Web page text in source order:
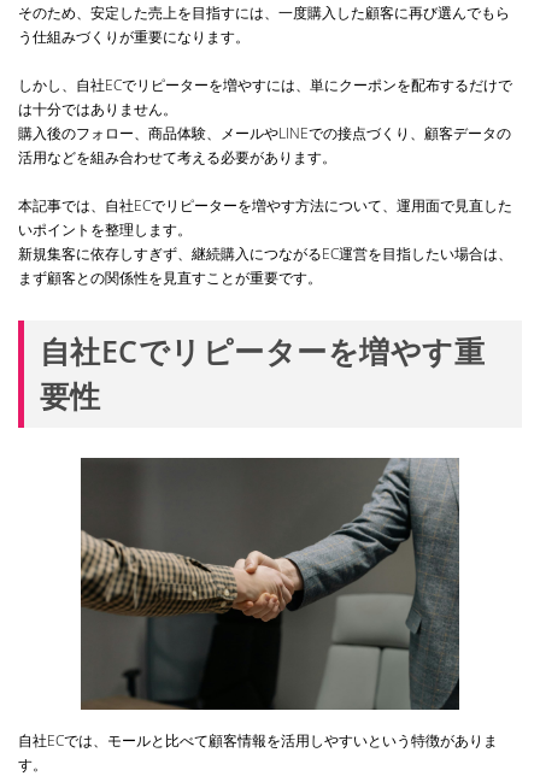
そのため、安定した売上を目指すには、一度購入した顧客に再び選んでもら
う仕組みづくりが重要になります。
しかし、自社ECでリピーターを増やすには、単にクーポンを配布するだけで
は十分ではありません。
購入後のフォロー、商品体験、メールやLINEでの接点づくり、顧客データの
活用などを組み合わせて考える必要があります。
本記事では、自社ECでリピーターを増やす方法について、運用面で見直した
いポイントを整理します。
新規集客に依存しすぎず、継続購入につながるEC運営を目指したい場合は、
まず顧客との関係性を見直すことが重要です。
自社ECでリピーターを増やす重
要性
自社ECでは、モールと比べて顧客情報を活用しやすいという特徴がありま
す。